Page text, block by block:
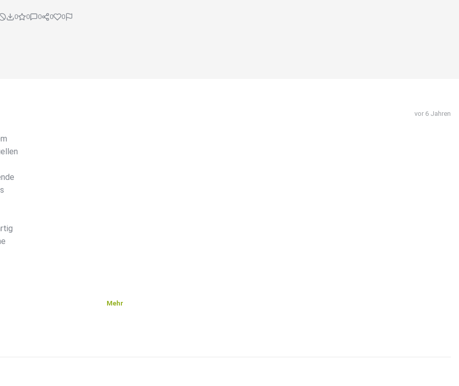
0 0 0 0 0
vor 6 Jahren
Mehr